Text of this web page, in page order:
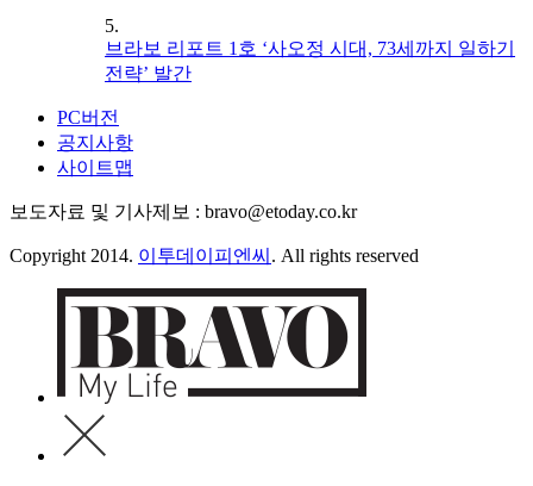
5.
브라보 리포트 1호 ‘사오정 시대, 73세까지 일하기
전략’ 발간
PC버전
공지사항
사이트맵
보도자료 및 기사제보 : bravo@etoday.co.kr
Copyright 2014. 이투데이피엔씨 . All rights reserved